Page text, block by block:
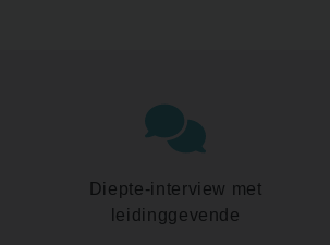
Diepte-interview met
leidinggevende